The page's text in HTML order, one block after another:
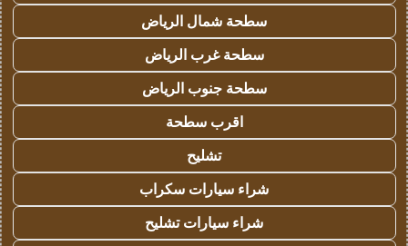
سطحة شمال الرياض
سطحة غرب الرياض
سطحة جنوب الرياض
اقرب سطحة
تشليح
شراء سيارات سكراب
شراء سيارات تشليح